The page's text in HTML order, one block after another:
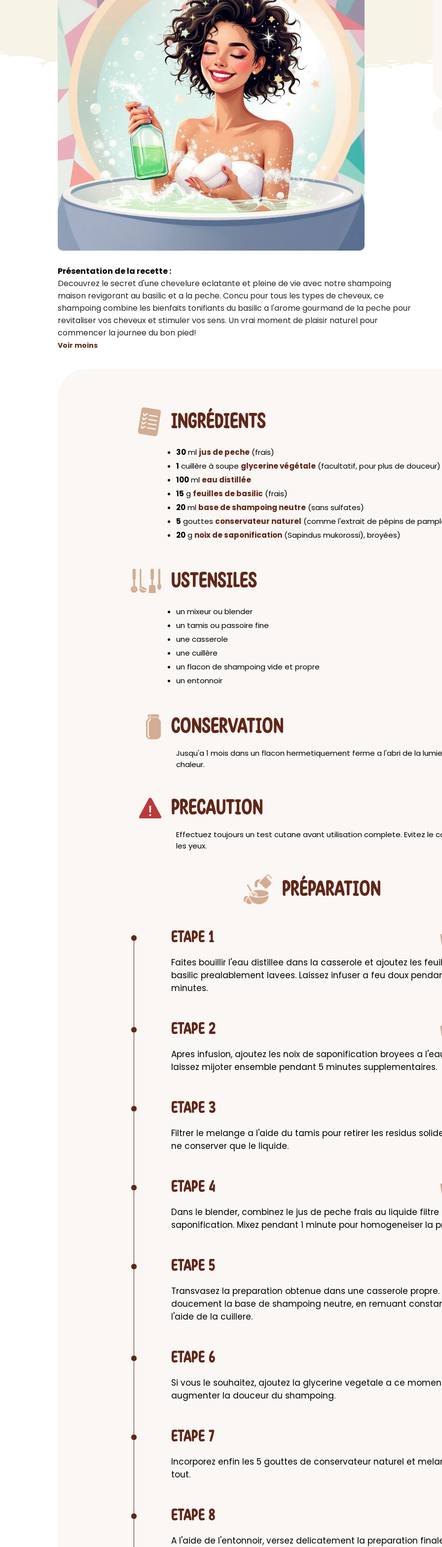
VAISELLE
Liquide Vaiselle
Entretien Lave Vaiselle
Autre
> Voir tout
DIVERS
Spécial Covid
Automobile
Objet
BAIN ET DOUCHE
Gel douche
Savon
Huile de bain
Pain moussant
Bombe de bain
Autre
Spray corporel
Présentation de la recette :
Decouvrez le secret d'une chevelure eclatante et pleine de vie avec notre shampoing
maison revigorant au basilic et a la peche. Concu pour tous les types de cheveux, ce
shampoing combine les bienfaits tonifiants du basilic a l'arome gourmand de la peche pour
revitaliser vos cheveux et stimuler vos sens. Un vrai moment de plaisir naturel pour
commencer la journee du bon pied!
Voir moins
INGRÉDIENTS
30ml jus de peche (frais)
1 cuillère à soupe glycerine végétale (facultatif, pour plus de douceur)
100ml eau distillée
15 g feuilles de basilic (frais)
20ml base de shampoing neutre (sans sulfates)
5 gouttes conservateur naturel (comme l'extrait de pépins de
20g noix de saponification (Sapindus mukorossi), broyées)
USTENSILES
un mixeur ou blender
un tamis ou passoire fine
une casserole
une cuillère
un flacon de shampoing vide et propre
un entonnoir
CONSERVATION
Jusqu'a 1 mois dans un flacon hermetiquement ferme a l'abri de la
chaleur.
PRECAUTION
Effectuez toujours un test cutane avant utilisation complete. Evitez le
les yeux.
PRÉPARATION
ETAPE 1
Faites bouillir l'eau distillee dans la casserole et ajoutez les
basilic prealablement lavees. Laissez infuser a feu doux
minutes.
ETAPE 2
Apres infusion, ajoutez les noix de saponification broyees a
laissez mijoter ensemble pendant 5 minutes supplementaires.
ETAPE 3
Filtrer le melange a l'aide du tamis pour retirer les residus
ne conserver que le liquide.
ETAPE 4
Dans le blender, combinez le jus de peche frais au liquide
saponification. Mixez pendant 1 minute pour homogeneiser la
ETAPE 5
Transvasez la preparation obtenue dans une casserole propre.
doucement la base de shampoing neutre, en remuant
l'aide de la cuillere.
ETAPE 6
Si vous le souhaitez, ajoutez la glycerine vegetale a ce
augmenter la douceur du shampoing.
ETAPE 7
Incorporez enfin les 5 gouttes de conservateur naturel et
tout.
ETAPE 8
A l'aide de l'entonnoir, versez delicatement la preparation